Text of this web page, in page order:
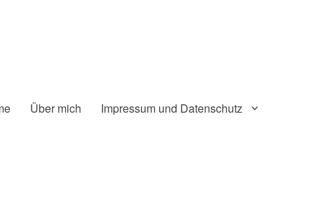
Über mich Impressum und Datenschutz